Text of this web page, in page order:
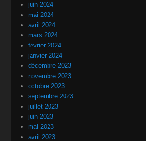
juin 2024
mai 2024
avril 2024
mars 2024
février 2024
janvier 2024
décembre 2023
novembre 2023
octobre 2023
septembre 2023
juillet 2023
juin 2023
mai 2023
avril 2023